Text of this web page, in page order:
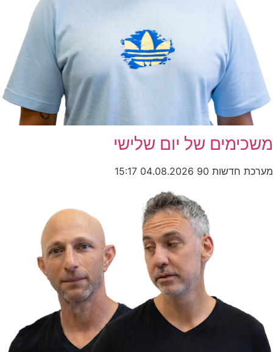
משכימים של יום שלישי
מערכת חדשות 90 04.08.2026
15:17